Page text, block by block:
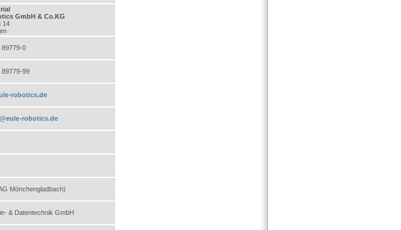
GmbH & Co.KG
14
89779-0
89779-99
robotics.de
robotics.de
Mönchengladbach)
& Datentechnik GmbH